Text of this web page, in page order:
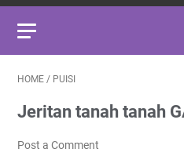
HOME / PUISI
Jeritan tanah tanah
Post a Comment